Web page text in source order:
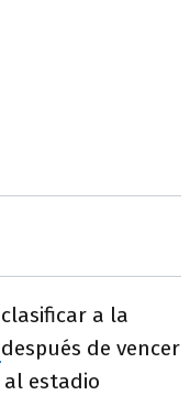
a la
después de vencer
al estadio